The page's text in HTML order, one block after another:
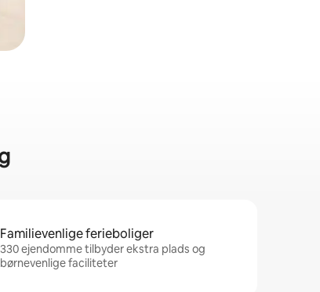
Familievenlige ferieboliger
330 ejendomme tilbyder ekstra plads og
børnevenlige faciliteter